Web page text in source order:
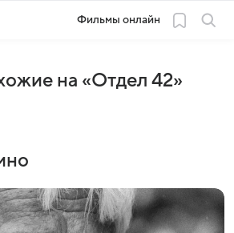
Фильмы онлайн
на «Отдел 42»